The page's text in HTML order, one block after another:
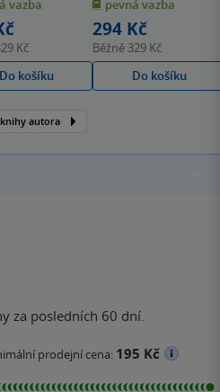
vazba
Kč
Do košíku
5
hvězdiček
pevná vazba
294 Kč
Běžně 329 Kč
Do košíku
autora
za posledních 60 dní.
prodejní cena: 195 Kč